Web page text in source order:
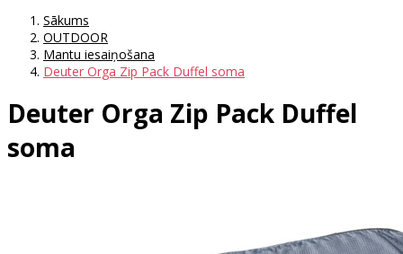
Sākums
OUTDOOR
Mantu iesaiņošana
Deuter Orga Zip Pack Duffel soma
Deuter Orga Zip Pack Duffel
soma